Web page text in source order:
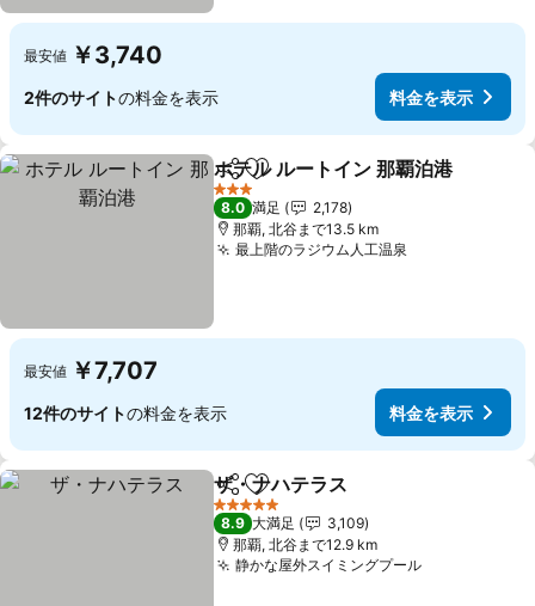
最安値 ￥3,740
2件のサイトの料金を表示 料金を表示
シェアお気に入りに追加
ホテル ルートイン 那覇泊港
3 ホテルのランク
8.0 満足
2,178
那覇, 北谷まで13.5 km
最上階のラジウム人工温泉料金を表示
最安値 ￥7,707
12件のサイトの料金を表示 料金を表示
シェアお気に入りに追加
ザ・ナハテラス
5 ホテルのランク
8.9 大満足
3,109
那覇, 北谷まで12.9 km
静かな屋外スイミングプール料金を表示